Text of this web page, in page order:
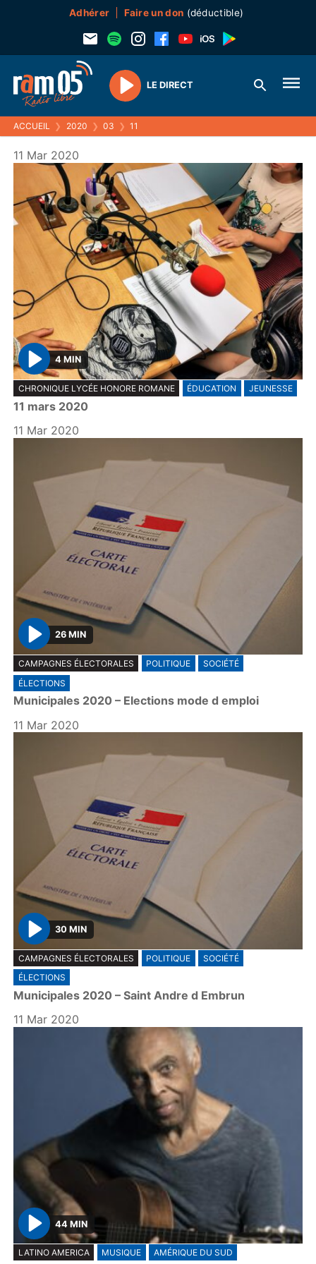
Adhérer Faire un don (déductible)
Play
LE DIRECT
ACCUEIL ❯ 2020 ❯ 03 ❯ 11
11 Mar 2020
P
l
a
y
4 MIN
CHRONIQUE LYCÉE HONORE ROMANE ÉDUCATION JEUNESSE
11 mars 2020
11 Mar 2020
P
l
a
y
26 MIN
CAMPAGNES ÉLECTORALES POLITIQUE
SOCIÉTÉ
ÉLECTIONS
Municipales 2020 – Elections mode d emploi
11 Mar 2020
P
l
a
y
30 MIN
CAMPAGNES ÉLECTORALES POLITIQUE
SOCIÉTÉ
ÉLECTIONS
Municipales 2020 – Saint Andre d Embrun
11 Mar 2020
P
l
44 MIN
LATINO AMERICA MUSIQUE AMÉRIQUE DU SUD